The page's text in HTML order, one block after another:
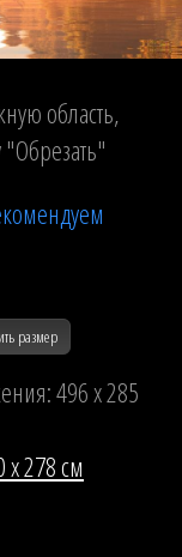
область,
размер
496 x 285
x 278 см